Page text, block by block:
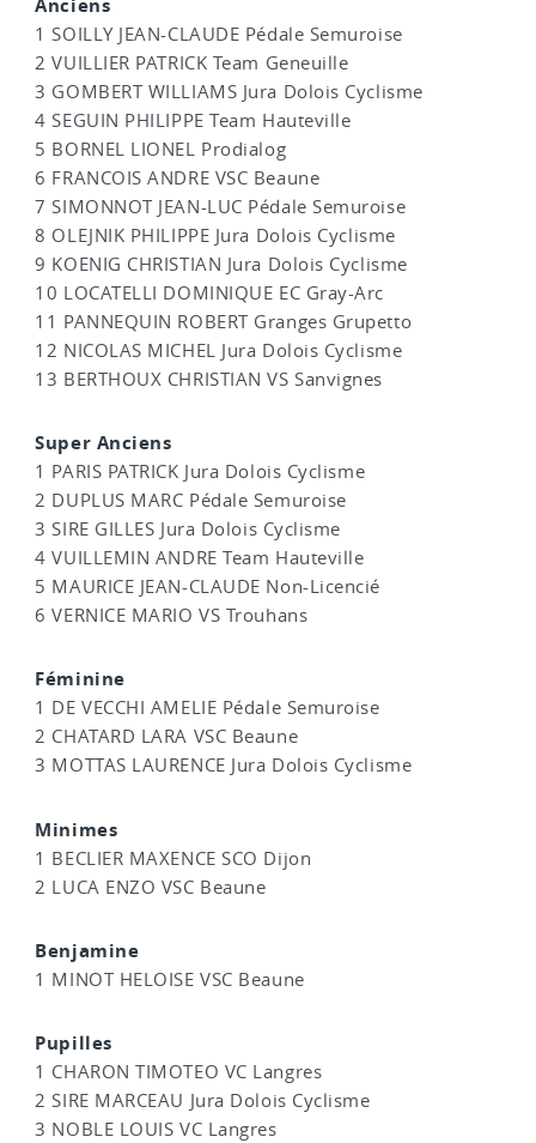
Anciens
1 SOILLY JEAN-CLAUDE Pédale Semuroise
2 VUILLIER PATRICK Team Geneuille
3 GOMBERT WILLIAMS Jura Dolois Cyclisme
4 SEGUIN PHILIPPE Team Hauteville
5 BORNEL LIONEL Prodialog
6 FRANCOIS ANDRE VSC Beaune
7 SIMONNOT JEAN-LUC Pédale Semuroise
8 OLEJNIK PHILIPPE Jura Dolois Cyclisme
9 KOENIG CHRISTIAN Jura Dolois Cyclisme
10 LOCATELLI DOMINIQUE EC Gray-Arc
11 PANNEQUIN ROBERT Granges Grupetto
12 NICOLAS MICHEL Jura Dolois Cyclisme
13 BERTHOUX CHRISTIAN VS Sanvignes
Super Anciens
1 PARIS PATRICK Jura Dolois Cyclisme
2 DUPLUS MARC Pédale Semuroise
3 SIRE GILLES Jura Dolois Cyclisme
4 VUILLEMIN ANDRE Team Hauteville
5 MAURICE JEAN-CLAUDE Non-Licencié
6 VERNICE MARIO VS Trouhans
Féminine
1 DE VECCHI AMELIE Pédale Semuroise
2 CHATARD LARA VSC Beaune
3 MOTTAS LAURENCE Jura Dolois Cyclisme
Minimes
1 BECLIER MAXENCE SCO Dijon
2 LUCA ENZO VSC Beaune
Benjamine
1 MINOT HELOISE VSC Beaune
Pupilles
1 CHARON TIMOTEO VC Langres
2 SIRE MARCEAU Jura Dolois Cyclisme
3 NOBLE LOUIS VC Langres